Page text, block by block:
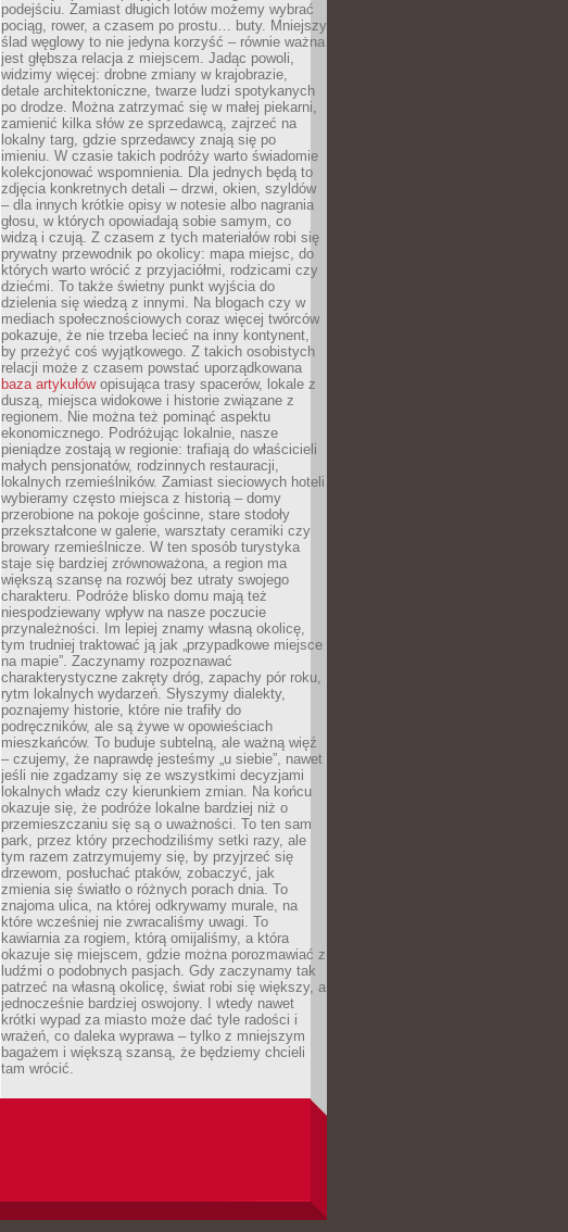
podejściu. Zamiast długich lotów możemy wybrać
pociąg, rower, a czasem po prostu… buty. Mniejszy
ślad węglowy to nie jedyna korzyść – równie ważna
jest głębsza relacja z miejscem. Jadąc powoli,
widzimy więcej: drobne zmiany w krajobrazie,
detale architektoniczne, twarze ludzi spotykanych
po drodze. Można zatrzymać się w małej piekarni,
zamienić kilka słów ze sprzedawcą, zajrzeć na
lokalny targ, gdzie sprzedawcy znają się po
imieniu. W czasie takich podróży warto świadomie
kolekcjonować wspomnienia. Dla jednych będą to
zdjęcia konkretnych detali – drzwi, okien, szyldów
– dla innych krótkie opisy w notesie albo nagrania
głosu, w których opowiadają sobie samym, co
widzą i czują. Z czasem z tych materiałów robi się
prywatny przewodnik po okolicy: mapa miejsc, do
których warto wrócić z przyjaciółmi, rodzicami czy
dziećmi. To także świetny punkt wyjścia do
dzielenia się wiedzą z innymi. Na blogach czy w
mediach społecznościowych coraz więcej twórców
pokazuje, że nie trzeba lecieć na inny kontynent,
by przeżyć coś wyjątkowego. Z takich osobistych
relacji może z czasem powstać uporządkowana
baza artykułówopisująca trasy spacerów, lokale z
duszą, miejsca widokowe i historie związane z
regionem. Nie można też pominąć aspektu
ekonomicznego. Podróżując lokalnie, nasze
pieniądze zostają w regionie: trafiają do właścicieli
małych pensjonatów, rodzinnych restauracji,
lokalnych rzemieślników. Zamiast sieciowych hoteli
wybieramy często miejsca z historią – domy
przerobione na pokoje gościnne, stare stodoły
przekształcone w galerie, warsztaty ceramiki czy
browary rzemieślnicze. W ten sposób turystyka
staje się bardziej zrównoważona, a region ma
większą szansę na rozwój bez utraty swojego
charakteru. Podróże blisko domu mają też
niespodziewany wpływ na nasze poczucie
przynależności. Im lepiej znamy własną okolicę,
tym trudniej traktować ją jak „przypadkowe miejsce
na mapie”. Zaczynamy rozpoznawać
charakterystyczne zakręty dróg, zapachy pór roku,
rytm lokalnych wydarzeń. Słyszymy dialekty,
poznajemy historie, które nie trafiły do
podręczników, ale są żywe w opowieściach
mieszkańców. To buduje subtelną, ale ważną więź
– czujemy, że naprawdę jesteśmy „u siebie”, nawet
jeśli nie zgadzamy się ze wszystkimi decyzjami
lokalnych władz czy kierunkiem zmian. Na końcu
okazuje się, że podróże lokalne bardziej niż o
przemieszczaniu się są o uważności. To ten sam
park, przez który przechodziliśmy setki razy, ale
tym razem zatrzymujemy się, by przyjrzeć się
drzewom, posłuchać ptaków, zobaczyć, jak
zmienia się światło o różnych porach dnia. To
znajoma ulica, na której odkrywamy murale, na
które wcześniej nie zwracaliśmy uwagi. To
kawiarnia za rogiem, którą omijaliśmy, a która
okazuje się miejscem, gdzie można porozmawiać z
ludźmi o podobnych pasjach. Gdy zaczynamy tak
patrzeć na własną okolicę, świat robi się większy, a
jednocześnie bardziej oswojony. I wtedy nawet
krótki wypad za miasto może dać tyle radości i
wrażeń, co daleka wyprawa – tylko z mniejszym
bagażem i większą szansą, że będziemy chcieli
tam wrócić.